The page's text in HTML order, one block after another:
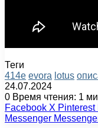
Теги
414e evora lotus
24.07.2024
0 Время чтения: 1
Facebook X Pinterest
Messenger